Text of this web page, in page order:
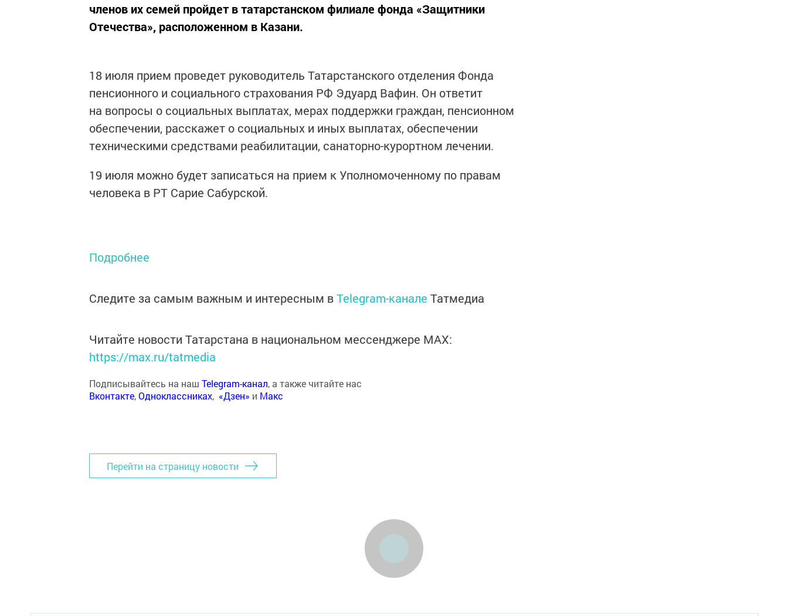
членов их семей пройдет в татарстанском филиале фонда «Защитники
Отечества», расположенном в Казани.
18 июля прием проведет руководитель Татарстанского отделения Фонда
пенсионного и социального страхования РФ Эдуард Вафин. Он ответит
на вопросы о социальных выплатах, мерах поддержки граждан, пенсионном
обеспечении, расскажет о социальных и иных выплатах, обеспечении
техническими средствами реабилитации, санаторно-курортном лечении.
19 июля можно будет записаться на прием к Уполномоченному по правам
человека в РТ Сарие Сабурской.
Подробнее
Следите за самым важным и интересным вTelegram-канале Татмедиа
Читайте новости Татарстана в национальном мессенджере MАХ:
https://max.ru/tatmedia
Подписывайтесь на наш Telegram-канал, а также читайте нас
Вконтакте,Одноклассниках, «Дзен» и Макс
Перейти на страницу новости